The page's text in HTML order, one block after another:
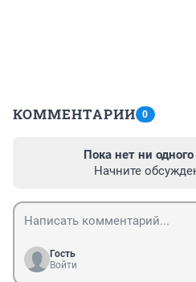
КОММЕНТАРИИ 0
Пока нет ни
Начните
Гость
Войти